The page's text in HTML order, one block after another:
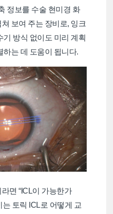
정보를 수술 현미경 화
보여 주는 장비로, 잉크
기 방식 없이도 미리 계획
하는 데 도움이 됩니다.
면 “ICL이 가능한가
는 토릭 ICL로 어떻게 교